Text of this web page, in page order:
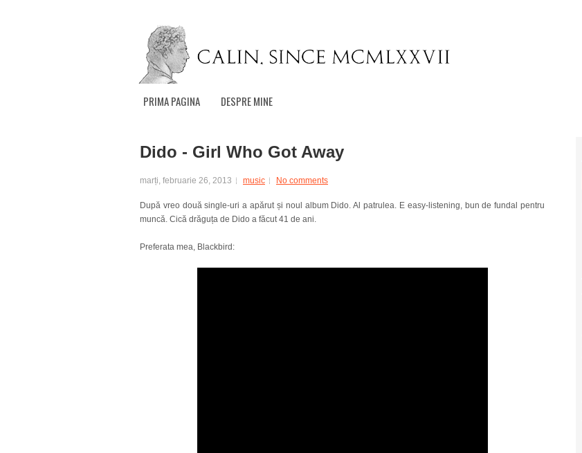
PRIMA PAGINA DESPRE MINE
Dido - Girl Who Got Away
marți, februarie 26, 2013 music No comments
După vreo două single-uri a apărut și noul album Dido. Al patrulea. E easy-listening, bun de fundal pentru
muncă. Cică drăguța de Dido a făcut 41 de ani.
Preferata mea, Blackbird: